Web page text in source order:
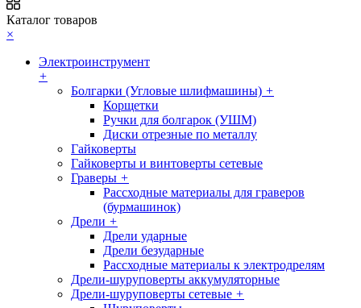
Каталог товаров
×
Электроинструмент
+
Болгарки (Угловые шлифмашины) +
Корщетки
Ручки для болгарок (УШМ)
Диски отрезные по металлу
Гайковерты
Гайковерты и винтоверты сетевые
Граверы +
Рассходные материалы для граверов
(бурмашинок)
Дрели +
Дрели ударные
Дрели безударные
Рассходные материалы к электродрелям
Дрели-шуруповерты аккумуляторные
Дрели-шуруповерты сетевые +